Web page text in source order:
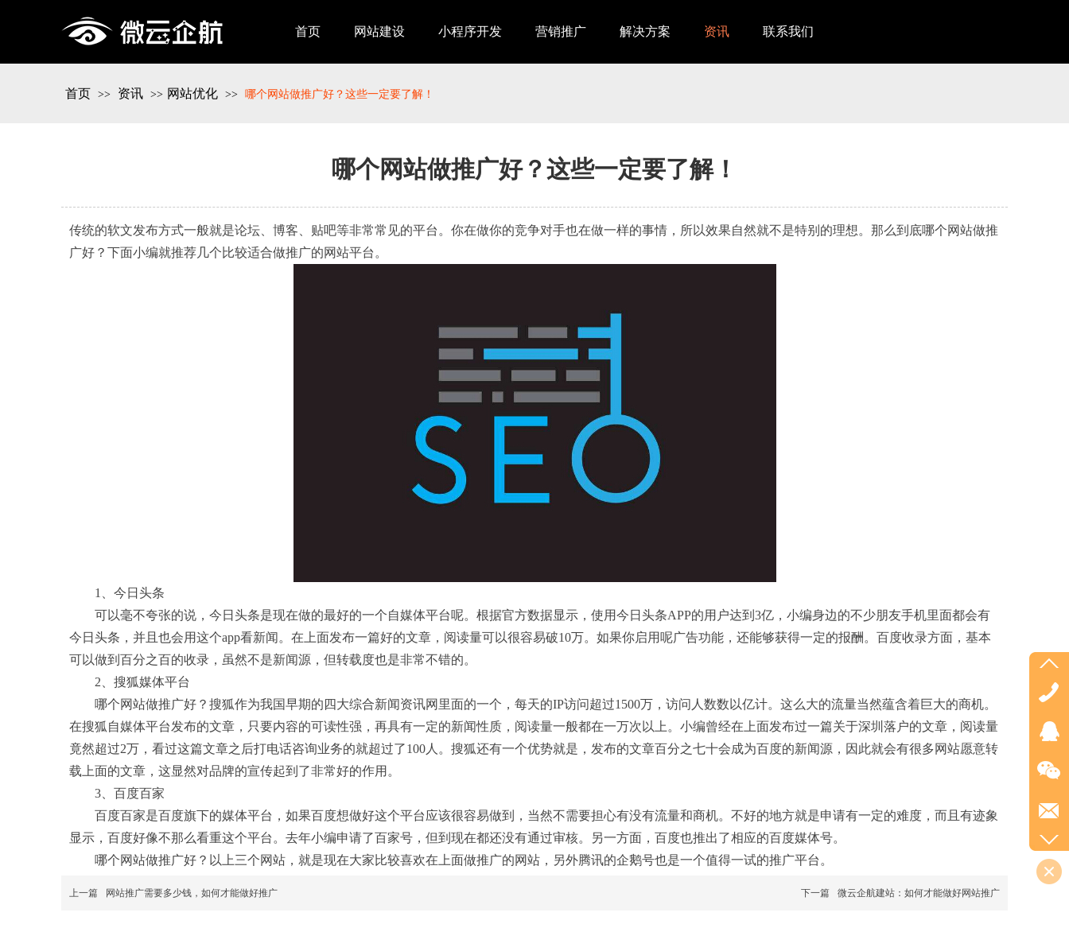
首页 网站建设 小程序开发 营销推广 解决方案 资讯 联系我们
首页 >> 资讯 >> 网站优化 >> 哪个网站做推广好？这些一定要了解！
哪个网站做推广好？这些一定要了解！
传统的软文发布方式一般就是论坛、博客、贴吧等非常常见的平台。你在做你的竞争对手也在做一样的事情，所以效果自然就不是特别的理想。那么到底哪个网站做推
广好？下面小编就推荐几个比较适合做推广的网站平台。
1、今日头条
可以毫不夸张的说，今日头条是现在做的最好的一个自媒体平台呢。根据官方数据显示，使用今日头条APP的用户达到3亿，小编身边的不少朋友手机里面都会有
今日头条，并且也会用这个app看新闻。在上面发布一篇好的文章，阅读量可以很容易破10万。如果你启用呢广告功能，还能够获得一定的报酬。百度收录方面，基本
可以做到百分之百的收录，虽然不是新闻源，但转载度也是非常不错的。
2、搜狐媒体平台
哪个网站做推广好？搜狐作为我国早期的四大综合新闻资讯网里面的一个，每天的IP访问超过1500万，访问人数数以亿计。这么大的流量当然蕴含着巨大的商机。
在搜狐自媒体平台发布的文章，只要内容的可读性强，再具有一定的新闻性质，阅读量一般都在一万次以上。小编曾经在上面发布过一篇关于深圳落户的文章，阅读量
竟然超过2万，看过这篇文章之后打电话咨询业务的就超过了100人。搜狐还有一个优势就是，发布的文章百分之七十会成为百度的新闻源，因此就会有很多网站愿意转
载上面的文章，这显然对品牌的宣传起到了非常好的作用。
3、百度百家
百度百家是百度旗下的媒体平台，如果百度想做好这个平台应该很容易做到，当然不需要担心有没有流量和商机。不好的地方就是申请有一定的难度，而且有迹象
显示，百度好像不那么看重这个平台。去年小编申请了百家号，但到现在都还没有通过审核。另一方面，百度也推出了相应的百度媒体号。
哪个网站做推广好？以上三个网站，就是现在大家比较喜欢在上面做推广的网站，另外腾讯的企鹅号也是一个值得一试的推广平台。
上一篇 网站推广需要多少钱，如何才能做好推广 下一篇 微云企航建站：如何才能做好网站推广